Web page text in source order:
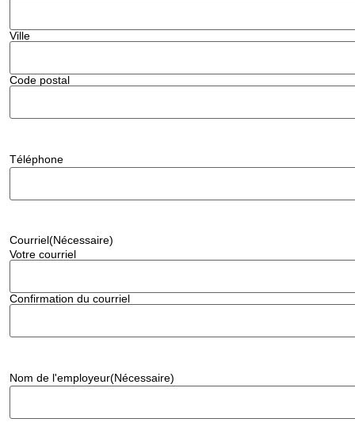
Ville
Code postal
Téléphone
Courriel(Nécessaire)
Votre courriel
Confirmation du courriel
Nom de l'employeur(Nécessaire)